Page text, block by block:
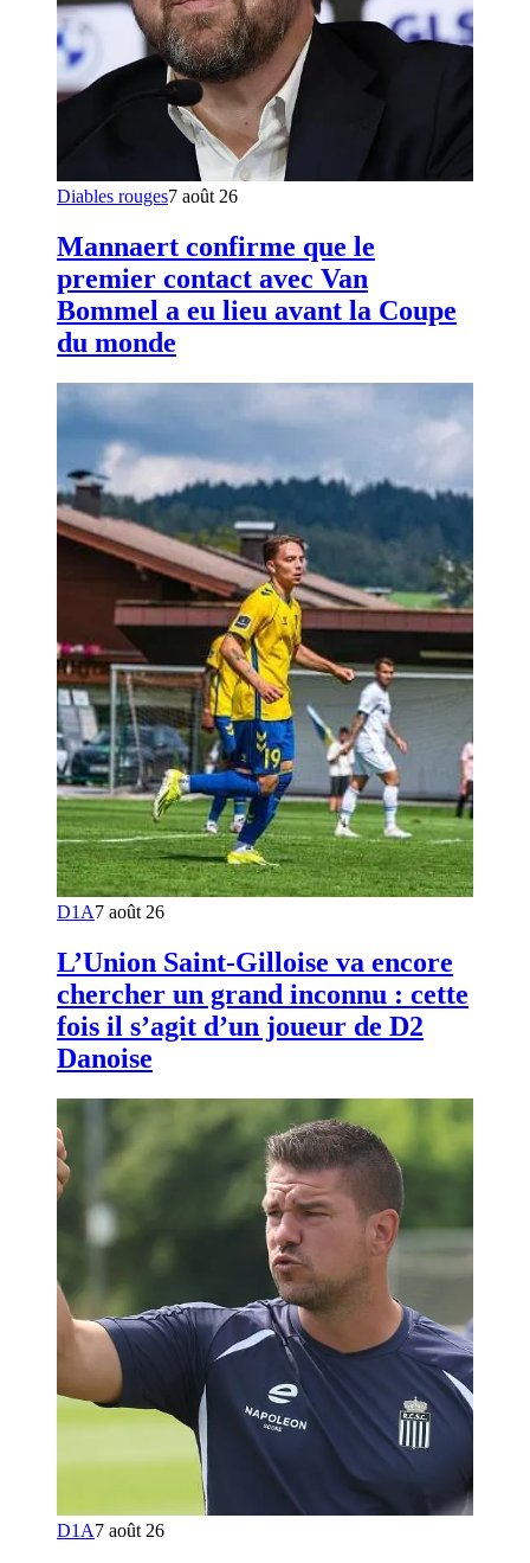
Diables rouges7 août 26
Mannaert confirme que le
premier contact avec Van
Bommel a eu lieu avant la Coupe
du monde
D1A7 août 26
L’Union Saint-Gilloise va encore
chercher un grand inconnu : cette
fois il s’agit d’un joueur de D2
Danoise
D1A7 août 26